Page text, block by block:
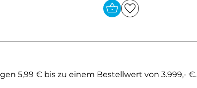
5,99 € bis zu einem Bestellwert von 3.999,- €.